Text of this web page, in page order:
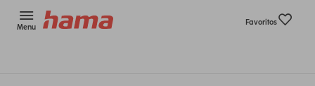
Menu
Favoritos